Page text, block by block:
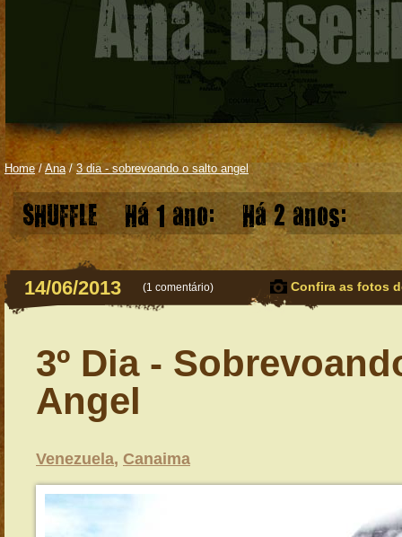
Home/ Ana/3 dia - sobrevoando o salto angel
SHUFFLE Há 1 ano: Há 2 anos:
14/06/2013 (1 comentário) Confira as fotos
3º Dia -
Angel
Venezuela, Canaima